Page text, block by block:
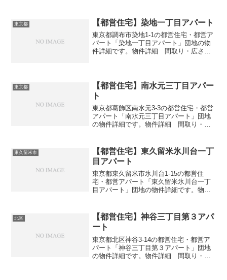
取り3DK広さ・面積42-51㎡建設年度築年
数1975...
東京都 【都営住宅】染地一丁目アパート
東京都調布市染地1-1の都営住宅・都営ア
パート「染地一丁目アパート」団地の物
件詳細です。物件詳細 間取り・広さ団
東京都
【都営住宅】南水元三丁目アパー
ト
東京都葛飾区南水元3-3の都営住宅・都営
アパート「南水元三丁目アパート」団地
の物件詳細です。物件詳細 間取り・広
3DK広さ・面積32-57㎡建設年度築年数
2009...
東久留米市
【都営住宅】東久留米氷川台一丁
目アパート
東京都東久留米市氷川台1-15の都営住
宅・都営アパート「東久留米氷川台一丁
目アパート」団地の物件詳細です。物件
久留米市氷川台1-15間取り1LDK-4DK広
さ・面積42...
北区
【都営住宅】神谷三丁目第３アパ
ート
東京都北区神谷3-14の都営住宅・都営ア
パート「神谷三丁目第３アパート」団地
の物件詳細です。物件詳細 間取り・広